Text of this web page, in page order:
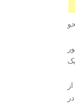
پروفسور
یک
سال پیش از